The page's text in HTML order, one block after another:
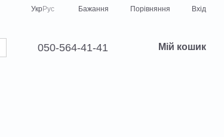
УкрРус Бажання Порівняння Вхід
050-564-41-41 Мій кошик